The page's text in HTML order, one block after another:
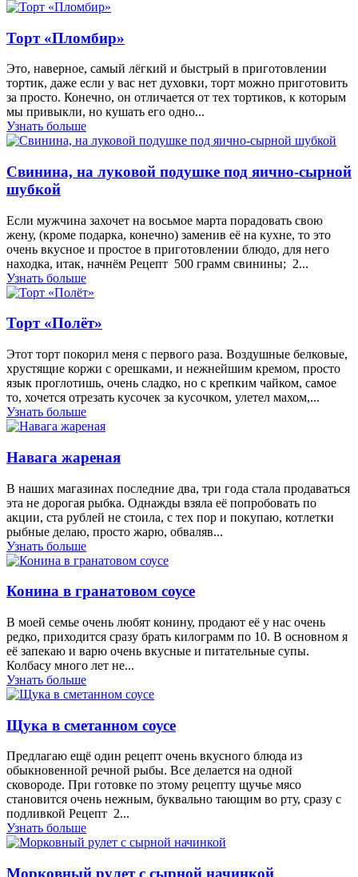
Торт «Пломбир»
Это, наверное, самый лёгкий и быстрый в приготовлении
тортик, даже если у вас нет духовки, торт можно приготовить
за просто. Конечно, он отличается от тех тортиков, к которым
мы привыкли, но кушать его одно...
Узнать больше
Свинина, на луковой подушке под яично-сырной
шубкой
Если мужчина захочет на восьмое марта порадовать свою
жену, (кроме подарка, конечно) заменив её на кухне, то это
очень вкусное и простое в приготовлении блюдо, для него
находка, итак, начнём Рецепт 500 грамм свинины; 2...
Узнать больше
Торт «Полёт»
Этот торт покорил меня с первого раза. Воздушные белковые,
хрустящие коржи с орешками, и нежнейшим кремом, просто
язык проглотишь, очень сладко, но с крепким чайком, самое
то, хочется отрезать кусочек за кусочком, улетел махом,...
Узнать больше
Навага жареная
В наших магазинах последние два, три года стала продаваться
эта не дорогая рыбка. Однажды взяла её попробовать по
акции, ста рублей не стоила, с тех пор и покупаю, котлетки
рыбные делаю, просто жарю, обваляв...
Узнать больше
Конина в гранатовом соусе
В моей семье очень любят конину, продают её у нас очень
редко, приходится сразу брать килограмм по 10. В основном я
её запекаю и варю очень вкусные и питательные супы.
Колбасу много лет не...
Узнать больше
Щука в сметанном соусе
Предлагаю ещё один рецепт очень вкусного блюда из
обыкновенной речной рыбы. Все делается на одной
сковороде. При готовке по этому рецепту щучье мясо
становится очень нежным, буквально тающим во рту, сразу с
подливкой Рецепт 2...
Узнать больше
Морковный рулет с сырной начинкой